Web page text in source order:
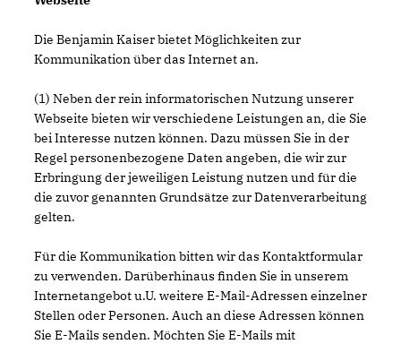
Die Benjamin Kaiser bietet Möglichkeiten zur
Kommunikation über das Internet an.
(1) Neben der rein informatorischen Nutzung unserer
Webseite bieten wir verschiedene Leistungen an, die Sie
bei Interesse nutzen können. Dazu müssen Sie in der
Regel personenbezogene Daten angeben, die wir zur
Erbringung der jeweiligen Leistung nutzen und für die
die zuvor genannten Grundsätze zur Datenverarbeitung
gelten.
Für die Kommunikation bitten wir das Kontaktformular
zu verwenden. Darüberhinaus finden Sie in unserem
Internetangebot u.U. weitere E-Mail-Adressen einzelner
Stellen oder Personen. Auch an diese Adressen können
Sie E-Mails senden. Möchten Sie E-Mails mit